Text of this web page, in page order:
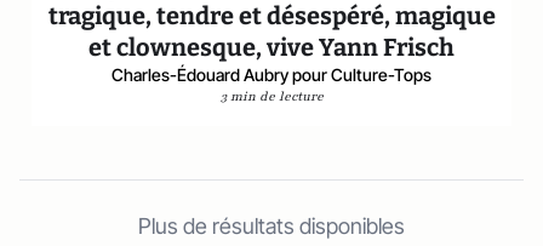
tragique, tendre et désespéré, magique
et clownesque, vive Yann Frisch
Charles-Édouard Aubry pour Culture-Tops
3 min de lecture
Plus de résultats disponibles